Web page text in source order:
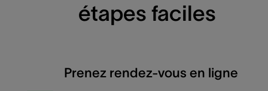
étapes faciles
Prenez rendez-vous en ligne